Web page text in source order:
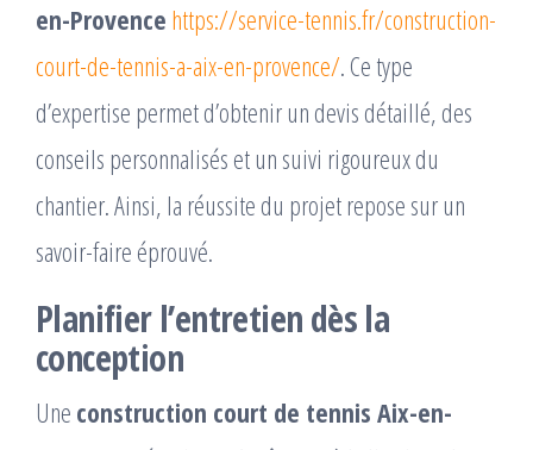
en-Provence https://service-tennis.fr/construction-
court-de-tennis-a-aix-en-provence/. Ce type
d’expertise permet d’obtenir un devis détaillé, des
conseils personnalisés et un suivi rigoureux du
chantier. Ainsi, la réussite du projet repose sur un
savoir-faire éprouvé.
Planifier l’entretien dès la
conception
Une construction court de tennis Aix-en-